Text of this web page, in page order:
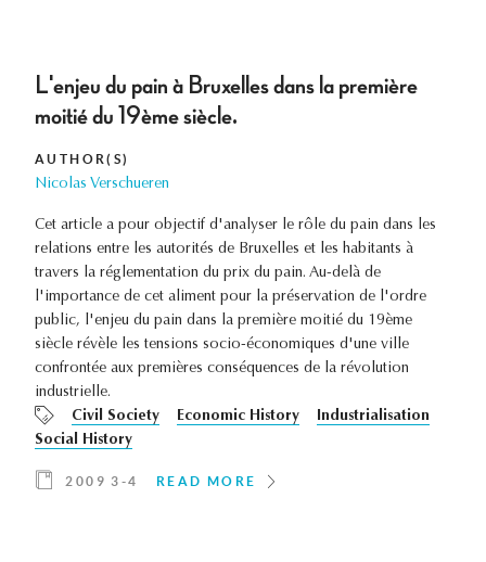
L'enjeu du pain à Bruxelles dans la première
moitié du 19ème siècle.
AUTHOR(S)
Nicolas Verschueren
Cet article a pour objectif d'analyser le rôle du pain dans les
relations entre les autorités de Bruxelles et les habitants à
travers la réglementation du prix du pain. Au-delà de
l'importance de cet aliment pour la préservation de l'ordre
public, l'enjeu du pain dans la première moitié du 19ème
siècle révèle les tensions socio-économiques d'une ville
confrontée aux premières conséquences de la révolution
industrielle.
Civil Society
Economic History
Industrialisation
Social History
2009 3-4 READ MORE